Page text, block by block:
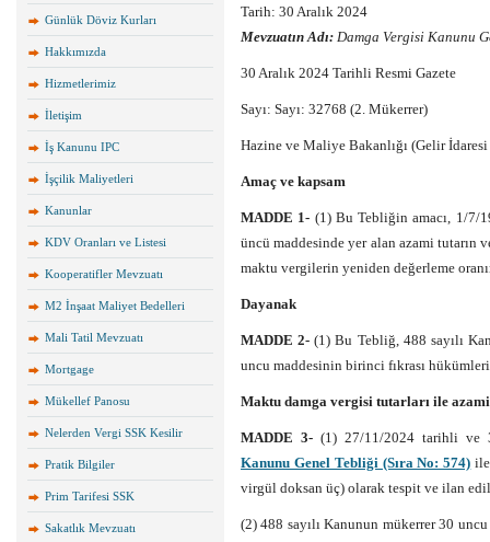
Günlük Döviz Kurları
Hakkımızda
Hizmetlerimiz
İletişim
İş Kanunu IPC
İşçilik Maliyetleri
Kanunlar
KDV Oranları ve Listesi
Kooperatifler Mevzuatı
M2 İnşaat Maliyet Bedelleri
Mali Tatil Mevzuatı
Mortgage
Mükellef Panosu
Nelerden Vergi SSK Kesilir
Pratik Bilgiler
Prim Tarifesi SSK
Sakatlık Mevzuatı
Tarih: 30 Aralık 2024
Mevzuatın Adı: Damga Vergisi Kanunu
30 Aralık 2024 Tarihli Resmi Gazete
Sayı: Sayı: 32768 (2. Mükerrer)
Hazine ve Maliye Bakanlığı (Gelir İdaresi
Amaç ve kapsam
MADDE 1- (1) Bu Tebliğin amacı, 1/
üncü maddesinde yer alan azami tutarın
maktu vergilerin yeniden değerleme
Dayanak
MADDE 2-(1) Bu Tebliğ, 488 sayılı
uncu maddesinin birinci fıkrası
Maktu damga vergisi tutarları ile
MADDE 3- (1) 27/11/2024 tarihli ve
Kanunu Genel Tebliği (Sıra No: 574)
virgül doksan üç) olarak tespit ve ilan
(2) 488 sayılı Kanunun mükerrer 30